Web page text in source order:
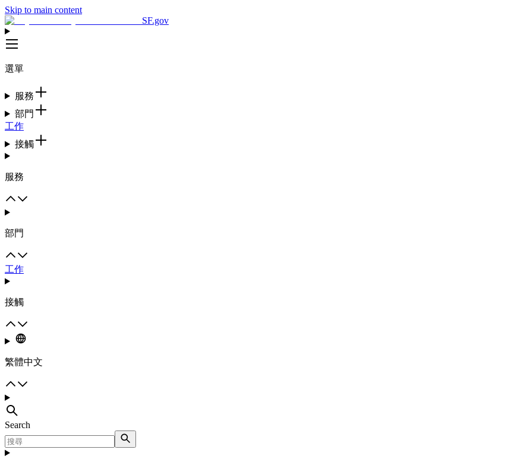
Skip to main content
SF.gov
選單
服務
部門
工作
接觸
服務
部門
工作
接觸
繁體中文
Search